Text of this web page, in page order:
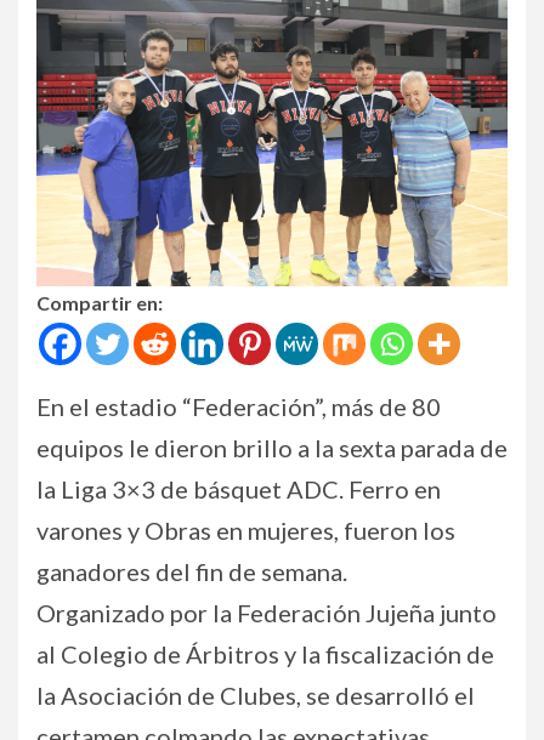
Compartir en:
En el estadio “Federación”, más de 80
equipos le dieron brillo a la sexta parada de
la Liga 3×3 de básquet ADC. Ferro en
varones y Obras en mujeres, fueron los
ganadores del fin de semana.
Organizado por la Federación Jujeña junto
al Colegio de Árbitros y la fiscalización de
la Asociación de Clubes, se desarrolló el